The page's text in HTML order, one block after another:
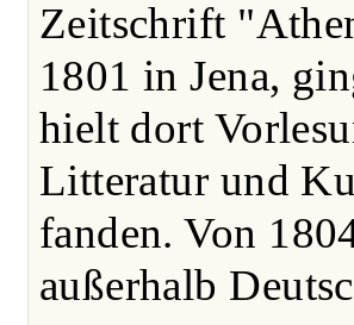
Zeitschrift
1801 in Jena,
hielt dort
Litteratur und
fanden. Von
außerhalb